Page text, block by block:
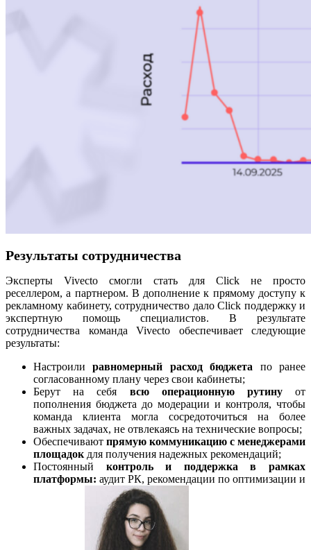
Результаты сотрудничества
Эксперты Vivecto смогли стать для Click не просто
реселлером, а партнером. В дополнение к прямому доступу к
рекламному кабинету, сотрудничество дало Click поддержку и
экспертную помощь специалистов. В результате
сотрудничества команда Vivecto обеспечивает следующие
результаты:
Настроили равномерный расход бюджета по ранее
согласованному плану через свои кабинеты;
Берут на себя всю операционную рутинуот
пополнения бюджета до модерации и контроля, чтобы
команда клиента могла сосредоточиться на более
важных задачах, не отвлекаясь на технические вопросы;
Обеспечивают прямую коммуникацию с менеджерами
площадок для получения надежных рекомендаций;
Постоянный контроль и поддержка в рамках
платформы: аудит РК, рекомендации по оптимизации и